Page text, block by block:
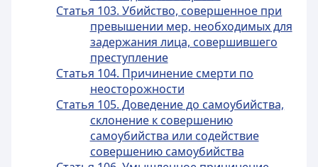
Статья 103. Убийство, совершенное при
превышении мер, необходимых для
задержания лица, совершившего
преступление
Статья 104. Причинение смерти по
неосторожности
Статья 105. Доведение до самоубийства,
склонение к совершению
самоубийства или содействие
совершению самоубийства